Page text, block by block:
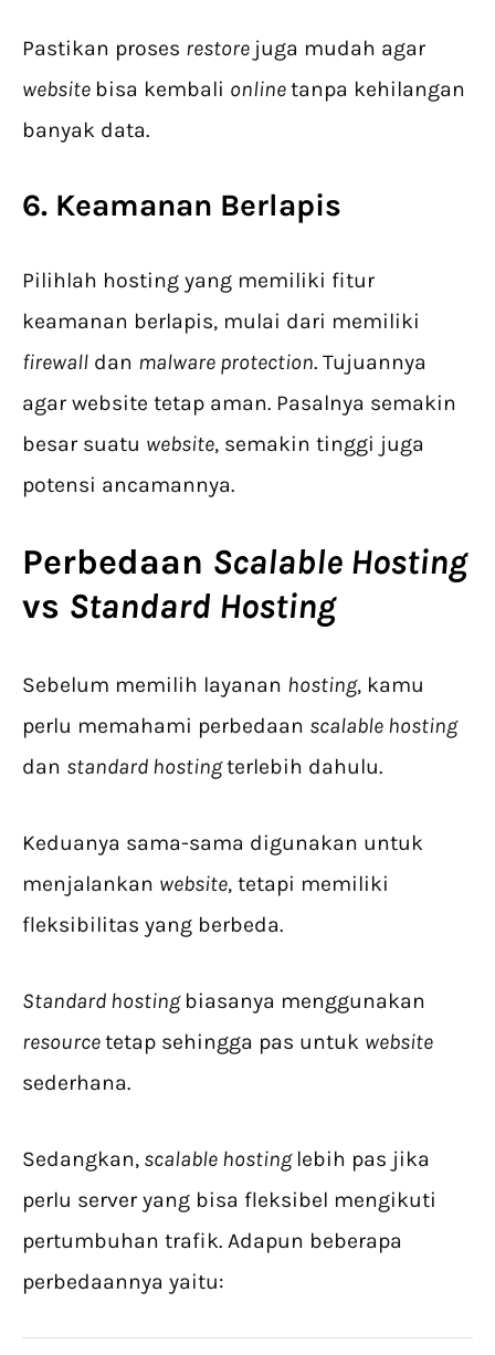
Pastikan proses restore juga mudah agar
website bisa kembali onlinetanpa kehilangan
banyak data.
6. Keamanan Berlapis
Pilihlah hosting yang memiliki fitur
keamanan berlapis, mulai dari memiliki
firewall dan malware protection. Tujuannya
agar website tetap aman. Pasalnya semakin
besar suatu website, semakin tinggi juga
potensi ancamannya.
Perbedaan Scalable Hosting
vs Standard Hosting
Sebelum memilih layanan hosting, kamu
perlu memahami perbedaan scalable hosting
dan standard hostingterlebih dahulu.
Keduanya sama-sama digunakan untuk
menjalankan website, tetapi memiliki
fleksibilitas yang berbeda.
Standard hosting biasanya menggunakan
resourcetetap sehingga pas untuk website
sederhana.
Sedangkan, scalable hosting lebih pas jika
perlu server yang bisa fleksibel mengikuti
pertumbuhan trafik. Adapun beberapa
perbedaannya yaitu: